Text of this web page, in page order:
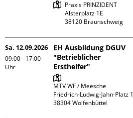
Praxis PRINZIDENT
Alsterplatz 1E
Sa. 12.09.2026
09:00 - 17:00
Uhr
EH Ausbildung DGUV
"Betrieblicher
Ersthelfer"
MTV WF / Meesche
Friedrich-Ludwig-Jahn-Platz 1